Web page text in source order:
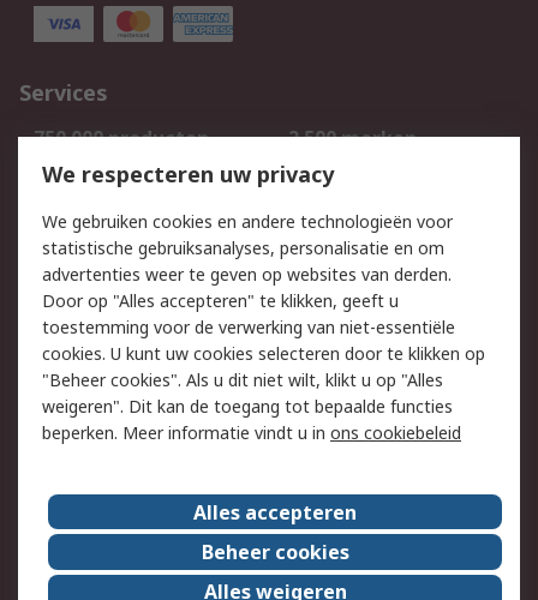
Services
750.000 producten
2.500 merken
Bestellen
Inkoopoplossingen
Track & Trace
Wettelijk
Cookiebeleid
Email veiligheid
Privacybeleid
Websitevoorwaarden
Algemene
verkoopvoorwaarden
Over RS
RS Group
Over ons
RS wereldwijd
Werken bij RS
We respecteren uw privacy
We gebruiken cookies en andere technologieën voor
statistische gebruiksanalyses, personalisatie en om
advertenties weer te geven op websites van derden.
Door op "Alles accepteren" te klikken, geeft u
toestemming voor de verwerking van niet-essentiële
cookies. U kunt uw cookies selecteren door te klikken op
"Beheer cookies". Als u dit niet wilt, klikt u op "Alles
weigeren". Dit kan de toegang tot bepaalde functies
beperken. Meer informatie vindt u in ons cookiebeleid
Alles accepteren
Beheer cookies
Alles weigeren